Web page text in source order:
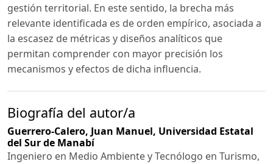
gestión territorial. En este sentido, la brecha más
relevante identificada es de orden empírico, asociada a
la escasez de métricas y diseños analíticos que
permitan comprender con mayor precisión los
mecanismos y efectos de dicha influencia.
Biografía del autor/a
Guerrero-Calero, Juan Manuel, Universidad Estatal
del Sur de Manabí
Ingeniero en Medio Ambiente y Tecnólogo en Turismo,